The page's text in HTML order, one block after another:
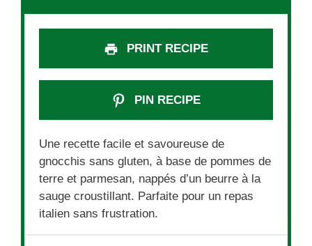
PRINT RECIPE
PIN RECIPE
Une recette facile et savoureuse de
gnocchis sans gluten, à base de pommes de
terre et parmesan, nappés d’un beurre à la
sauge croustillant. Parfaite pour un repas
italien sans frustration.